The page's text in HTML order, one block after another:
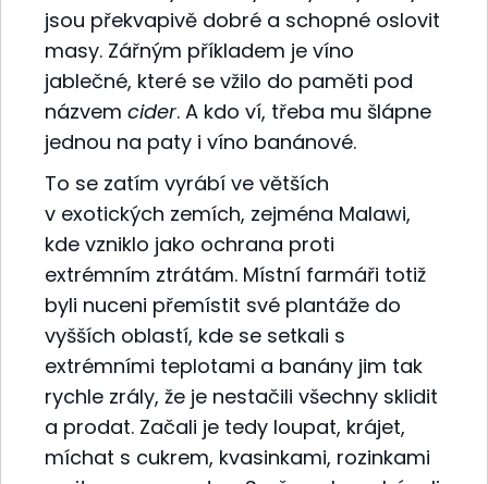
jsou překvapivě dobré a schopné oslovit
masy. Zářným příkladem je víno
jablečné, které se vžilo do paměti pod
názvem cider. A kdo ví, třeba mu šlápne
jednou na paty i víno banánové.
To se zatím vyrábí ve větších
v exotických zemích, zejména Malawi,
kde vzniklo jako ochrana proti
extrémním ztrátám. Místní farmáři totiž
byli nuceni přemístit své plantáže do
vyšších oblastí, kde se setkali s
extrémními teplotami a banány jim tak
rychle zrály, že je nestačili všechny sklidit
a prodat. Začali je tedy loupat, krájet,
míchat s cukrem, kvasinkami, rozinkami